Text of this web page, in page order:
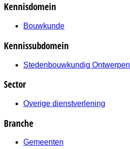
Kennisdomein
Bouwkunde
Kennissubdomein
Stedenbouwkundig Ontwerpen
Sector
Overige dienstverlening
Branche
Gemeenten